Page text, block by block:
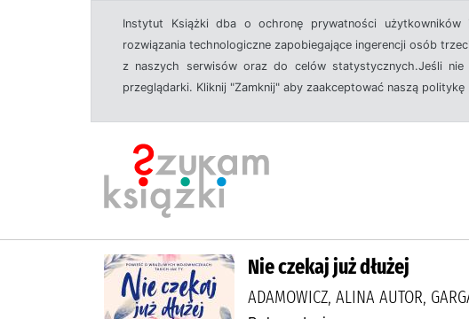
Instytut Książki dba o ochronę prywatności
rozwiązania technologiczne zapobiegające ingerencji osób
z naszych serwisów oraz do celów statystycznych.Jeśli
przeglądarki. Kliknij "Zamknij" aby zaakceptować naszą
Nie czekaj już dłużej
ADAMOWICZ, ALINA AUTOR,